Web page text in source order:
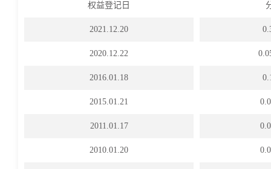
权益登记日
2021.12.20
2020.12.22
2016.01.18
2015.01.21
2011.01.17
2010.01.20